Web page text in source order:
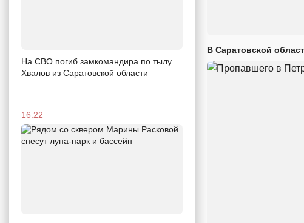
На СВО погиб замкомандира по тылу
Хвалов из Саратовской области
16:22
В Саратовской